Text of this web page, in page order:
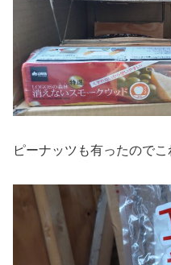
ピーナッツも有ったので